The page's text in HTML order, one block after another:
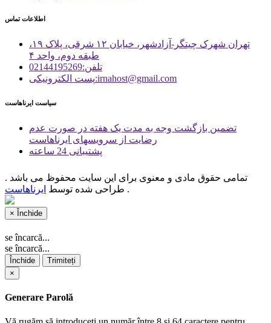
اطلاعات تماس
تهران شهرک چیتگر-آزادشهر، خیابان ۱۲ شرقی، پلاک ۱۹،
طبقه دوم، واحد ۴
تلفن:02144195269
پست الكترونیكی:irnahost@gmail.com
سیاست ایرناهاست
تضمین بازگشت وجه به مدت یک هفته در صورت عدم
رضایت از سرویسهای ایرناهاست
پشتیبانی 24 ساعته
تمامی حقوق مادی و معنوی برای این سایت محفوظ می باشد .
طراحی شده توسط ایرناهاست .
× Închide
se încarcă...
se încarcă...
Închide
Trimiteți
×
Generare Parolă